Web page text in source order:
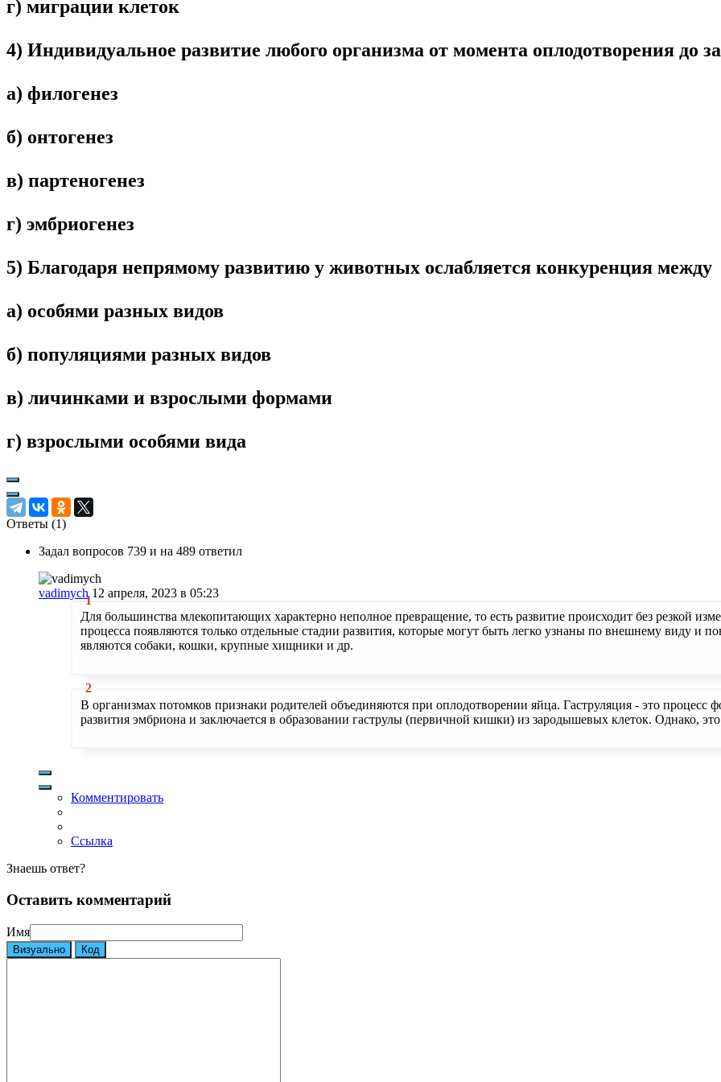
г) миграции клеток
4) Индивидуальное развитие любого организма от момента оплодотворения до
а) филогенез
б) онтогенез
в) партеногенез
г) эмбриогенез
5) Благодаря непрямому развитию у животных ослабляется конкуренция между
а) особями разных видов
б) популяциями разных видов
в) личинками и взрослыми формами
г) взрослыми особями вида
Ответы (1)
Задал вопросов 739 и на 489 ответил
vadimych 12 апреля, 2023 в 05:23
Для большинства млекопитающих характерно неполное превращение, то есть развитие происходит без резкой
процесса появляются только отдельные стадии развития, которые могут быть легко узнаны по внешнему виду
являются собаки, кошки, крупные хищники и др.
В организмах потомков признаки родителей объединяются при оплодотворении яйца. Гаструляция - это процесс
развития эмбриона и заключается в образовании гаструлы (первичной кишки) из зародышевых клеток. Однако,
Комментировать
Ссылка
Знаешь ответ?
Оставить комментарий
Имя
Визуально Код